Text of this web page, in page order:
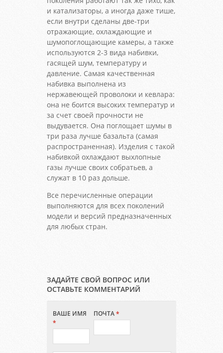
и катализаторы, а иногда даже тише,
если внутри сделаны две-три
отражающие, охлаждающие и
шумопоглощающие камеры, а также
используются 2-3 вида набивки,
гасящей шум, температуру и
давление. Самая качественная
набивка выполнена из
нержавеющей проволоки и кевлара:
она не боится высоких температур и
за счет своей прочности не
выдувается. Она поглощает шумы в
три раза лучше базальта (самая
распространенная). Изделия с такой
набивкой охлаждают выхлопные
газы лучше своих собратьев, а
служат в 10 раз дольше.
Все перечисленные операции
выполняются для всех поколений
модели и версий предназначенных
для любых стран.
ЗАДАЙТЕ СВОЙ ВОПРОС ИЛИ
ОСТАВЬТЕ КОММЕНТАРИЙ
ВАШЕ ИМЯ
*
ПОЧТА*